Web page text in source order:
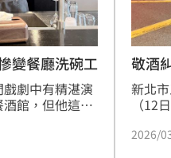
變餐廳洗碗工
劇中有精湛演
館，但他這次
，還幫忙掃廁
敬酒
新北
（12
口角
2026/